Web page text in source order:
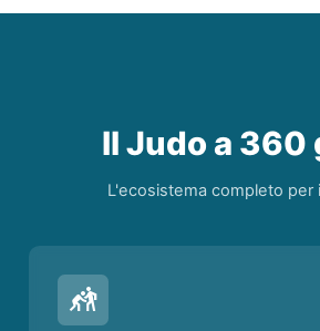
Il Judo a 360
L'ecosistema completo per
sports_kabaddi